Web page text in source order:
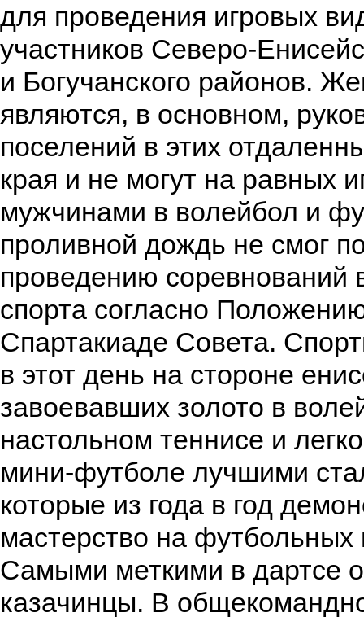
для проведения игровых
участников Северо-
и Богучанского районов.
являются, в основном,
поселений в этих
края и не могут на равных
мужчинами в волейбол и
проливной дождь не смог
проведению соревнований
спорта согласно
Спартакиаде Совета.
в этот день на стороне
завоевавших золото в
настольном теннисе и
мини-футболе лучшими
которые из года в год
мастерство на
Самыми меткими в дартсе
казачинцы. В